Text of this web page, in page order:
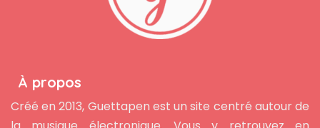
À propos
Créé en 2013, Guettapen est un site centré autour de